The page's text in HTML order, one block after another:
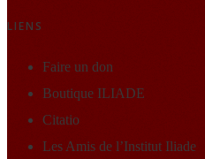
LIENS
Faire un don
Boutique ILIADE
Citatio
Les Amis de l’Institut Iliade